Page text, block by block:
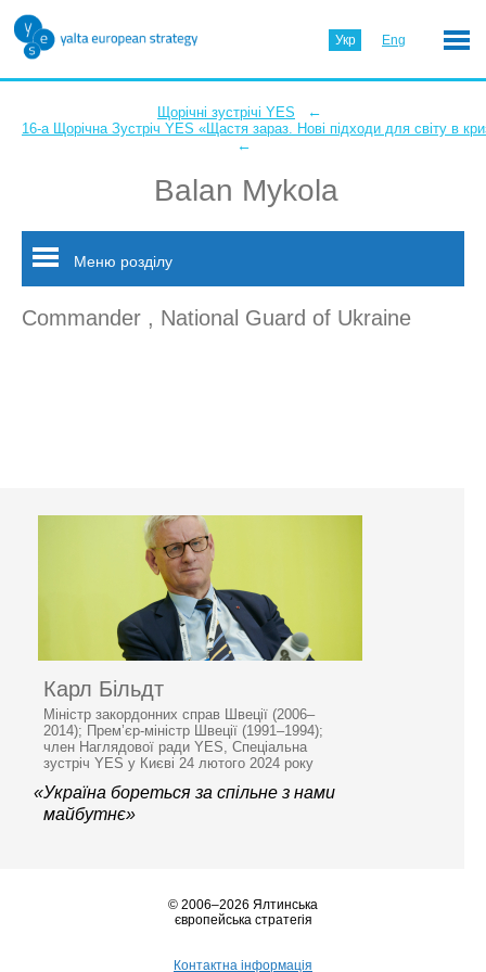
Укр Eng
Щорічні зустрічі YES ←
16-а Щорічна Зустріч YES «Щастя зараз. Нові підходи для світу в
←
Balan Mykola
Меню розділу
Commander , National Guard of Ukraine
Карл Більдт
Міністр закордонних справ Швеції (2006–
2014); Прем’єр-міністр Швеції (1991–1994);
член Наглядової ради YES, Спеціальна
зустріч YES у Києві 24 лютого 2024 року
«Україна бореться за спільне з нами
майбутнє»
© 2006–2026 Ялтинська
європейська стратегія
Контактна інформація